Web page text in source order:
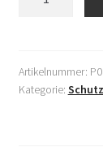
Menge
Artikelnummer:
Kategorie: